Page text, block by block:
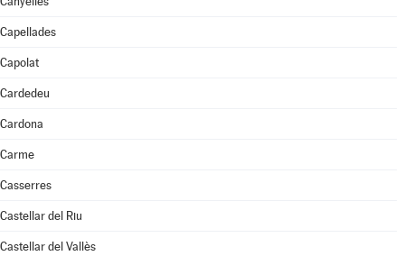
Capellades
Capolat
Cardedeu
Cardona
Carme
Casserres
Castellar del Riu
Castellar del Vallès